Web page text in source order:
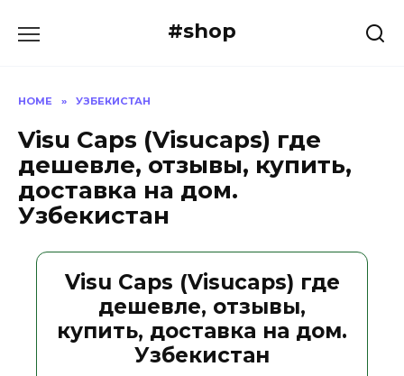
#shop
HOME » УЗБЕКИСТАН
Visu Caps (Visucaps) где
дешевле, отзывы, купить,
доставка на дом.
Узбекистан
Visu Caps (Visucaps) где
дешевле, отзывы,
купить, доставка на дом.
Узбекистан